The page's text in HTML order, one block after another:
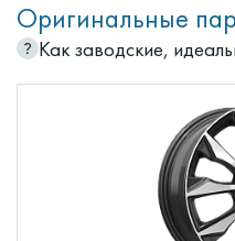
Оригинальные
Как заводские,